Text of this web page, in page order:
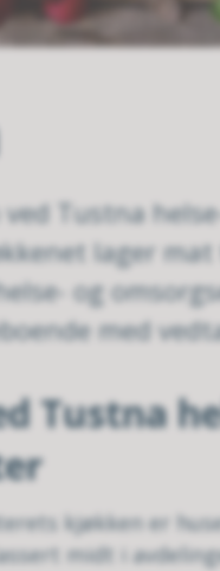
Tustna
lager
og
med
Tustna
kjøkken er
midt i